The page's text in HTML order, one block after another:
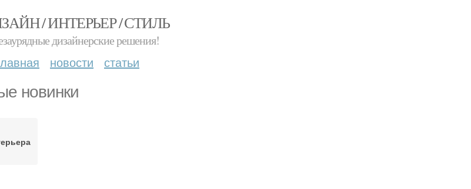
/ ИНТЕРЬЕР / СТИЛЬ
дизайнерские решения!
новости статьи
новинки